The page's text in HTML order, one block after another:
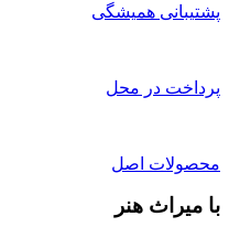
پشتیبانی همیشگی
پرداخت در محل
محصولات اصل
با میراث هنر